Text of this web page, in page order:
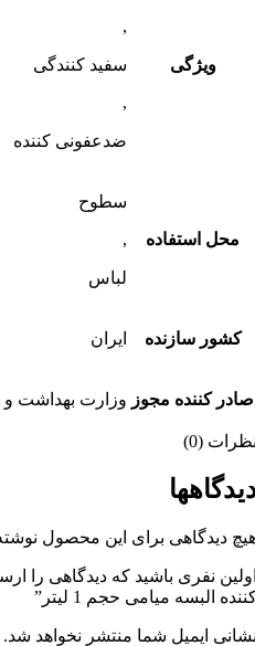
سفید کنندگی
ضدعفونی کننده
,
سازنده ایران
مجوز وزارت بهداشت و سازمان
برای این محصول نوشته
باشید که دیدگاهی را ارسال می
میامی حجم 1 لیتر”
شما منتشر نخواهد شد.